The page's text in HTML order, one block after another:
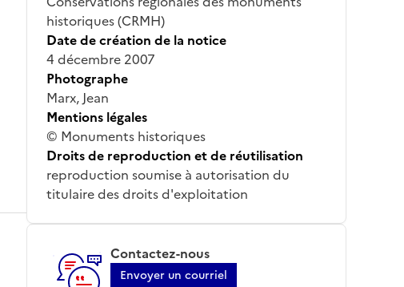
historiques (CRMH)
Date de création de la notice
4 décembre 2007
Photographe
Marx, Jean
Mentions légales
© Monuments historiques
Droits de reproduction et de réutilisation
reproduction soumise à autorisation du
titulaire des droits d'exploitation
Contactez-nous
Envoyer un courriel